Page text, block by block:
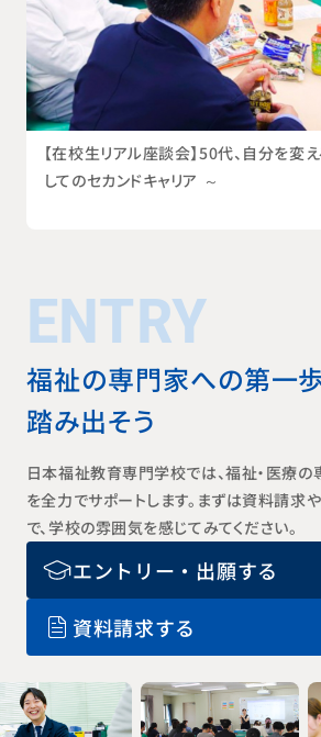
【在校生リアル座談会】50代、自分を変
してのセカンドキャリア ～
ENTRY
福祉の専門家への第一
踏み出そう
日本福祉教育専門学校では、福祉・医療
を全力でサポートします。まずは資料請求
で、学校の雰囲気を感じてみてください。
エントリー・出願する
資料請求する